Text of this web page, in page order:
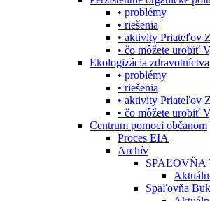
• problémy
• riešenia
• aktivity Priateľov
• čo môžete urobiť
Ekologizácia zdravotníctva
• problémy
• riešenia
• aktivity Priateľov
• čo môžete urobiť
Centrum pomoci občanom
Proces EIA
Archív
SPAĽOVŇA
Spaľovňa